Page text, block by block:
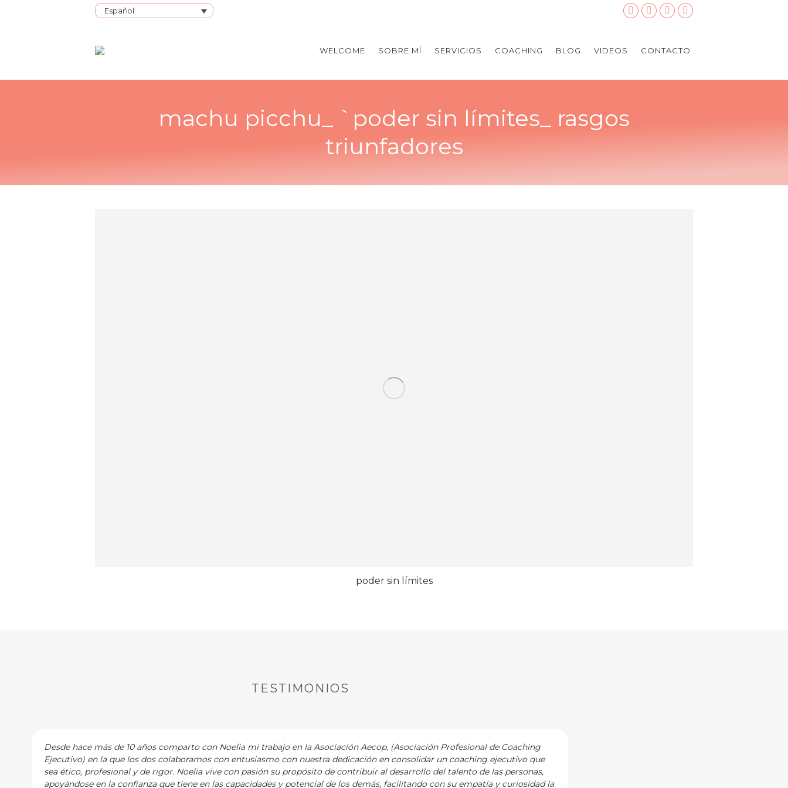
Español
WELCOME SOBRE MÍ SERVICIOS COACHING BLOG VIDEOS CONTACTO
machu picchu_ `poder sin límites_ rasgos
triunfadores
poder sin límites
TESTIMONIOS
Desde hace más de 10 años comparto con Noelia mi trabajo en la Asociación Aecop, (Asociación Profesional de Coaching
Ejecutivo) en la que los dos colaboramos con entusiasmo con nuestra dedicación en consolidar un coaching ejecutivo que
sea ético, profesional y de rigor. Noelia vive con pasión su propósito de contribuir al desarrollo del talento de las personas,
apoyándose en la confianza que tiene en las capacidades y potencial de los demás, facilitando con su empatía y curiosidad la